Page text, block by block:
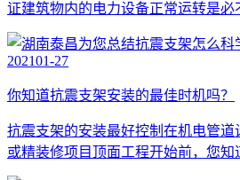
证建筑物内的电力设备正常运转是
202101-27
你知道抗震支架安装的最佳时机吗？
抗震支架的安装最好控制在机电管
或精装修项目顶面工程开始前，您